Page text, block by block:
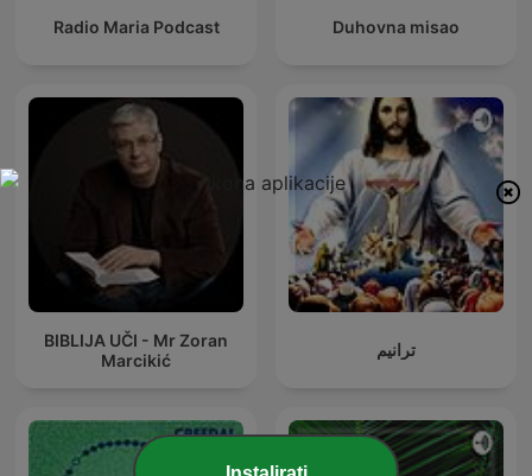
Radio Maria Podcast Duhovna misao
BIBLIJA UČI - Mr Zoran
Marcikić
ترانيم